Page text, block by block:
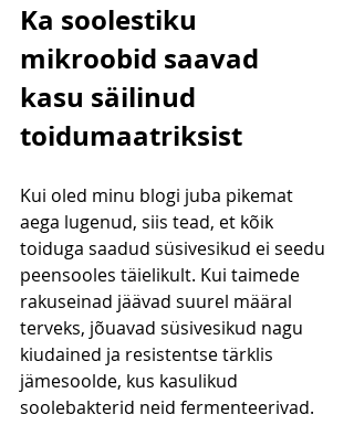
Ka soolestiku
mikroobid saavad
kasu säilinud
toidumaatriksist
Kui oled minu blogi juba pikemat
aega lugenud, siis tead, et kõik
toiduga saadud süsivesikud ei seedu
peensooles täielikult. Kui taimede
rakuseinad jäävad suurel määral
terveks, jõuavad süsivesikud nagu
kiudained ja resistentse tärklis
jämesoolde, kus kasulikud
soolebakterid neid fermenteerivad.